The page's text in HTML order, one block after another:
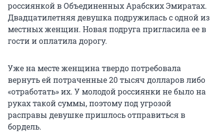
россиянкой в Объединенных Арабских Эмиратах.
Двадцатилетняя девушка подружилась с одной из
местных женщин. Новая подруга пригласила ее в
гости и оплатила дорогу.
Уже на месте женщина твердо потребовала
вернуть ей потраченные 20 тысяч долларов либо
«отработать» их. У молодой россиянки не было на
руках такой суммы, поэтому под угрозой
расправы девушке пришлось отправиться в
бордель.